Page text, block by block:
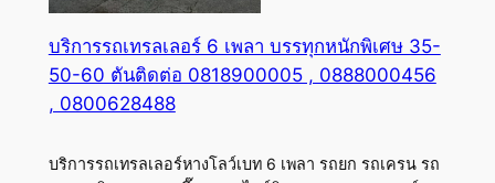
บริการรถเทรลเลอร์ 6 เพลา บรรทุกหนักพิเศษ 35-
50-60 ตันติดต่อ 0818900005 , 0888000456
, 0800628488
บริการรถเทรลเลอร์หางโลว์เบท 6 เพลา รถยก รถเครน รถ